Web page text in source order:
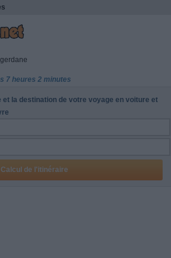
7 heures 2 minutes
et la destination de votre voyage en voiture et